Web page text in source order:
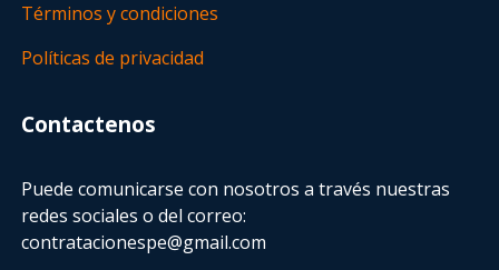
Términos y condiciones
Políticas de privacidad
Contactenos
Puede comunicarse con nosotros a través nuestras
redes sociales o del correo:
contratacionespe@gmail.com